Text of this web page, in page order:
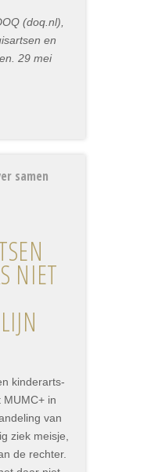
(doq.nl),
en
29 mei
samen
NIET
kinderarts-
MUMC+ in
van
ziek meisje,
de rechter.